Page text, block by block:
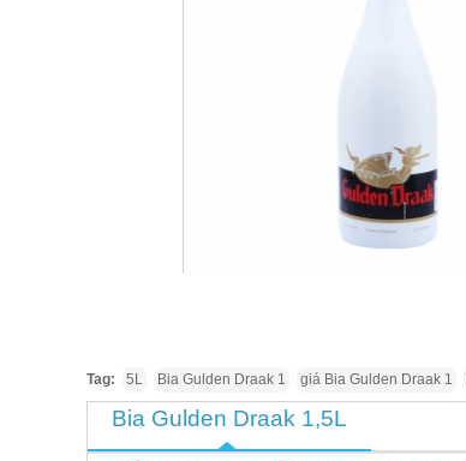
Tag: 5L Bia Gulden Draak 1 giá Bia Gulden Draak 1
Bia Gulden Draak 1,5L